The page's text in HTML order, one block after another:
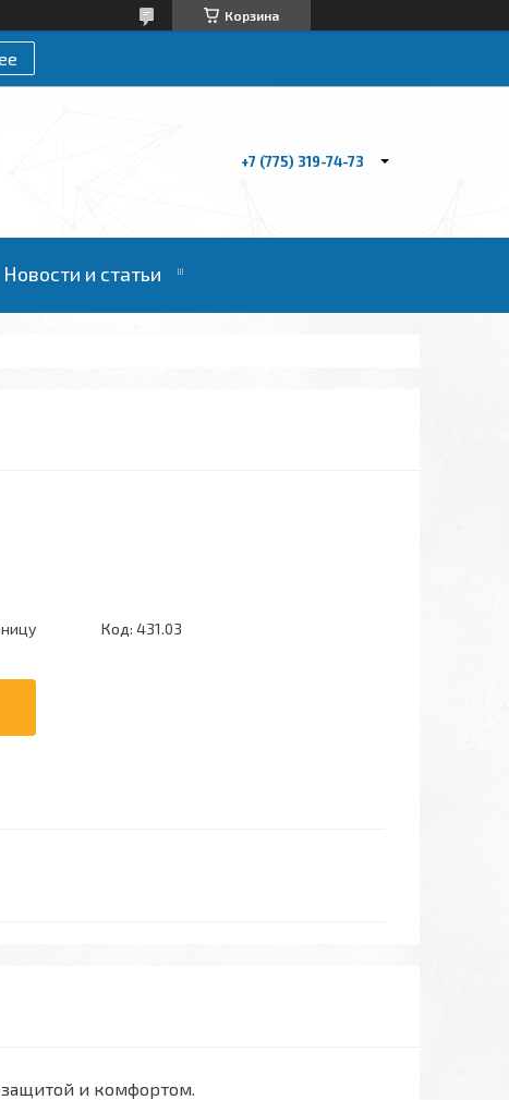
Корзина
+7 (775) 319-74-73
Новости и статьи
Код: 431.03
и комфортом.